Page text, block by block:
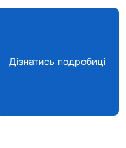
Дізнатись подробиці